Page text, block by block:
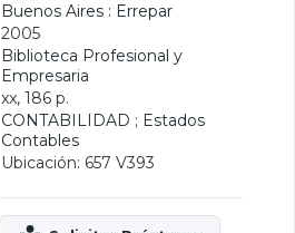
Buenos Aires : Errepar
2005
Biblioteca Profesional y
Empresaria
xx, 186 p.
CONTABILIDAD ; Estados
Contables
Ubicación: 657 V393